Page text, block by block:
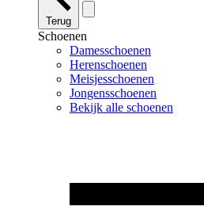
Terug
Schoenen
Damesschoenen
Herenschoenen
Meisjesschoenen
Jongensschoenen
Bekijk alle schoenen